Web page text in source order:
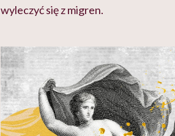
wyleczyć się z migren.